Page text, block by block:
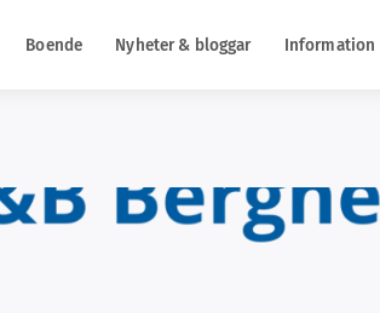
Boende Nyheter & bloggar Information